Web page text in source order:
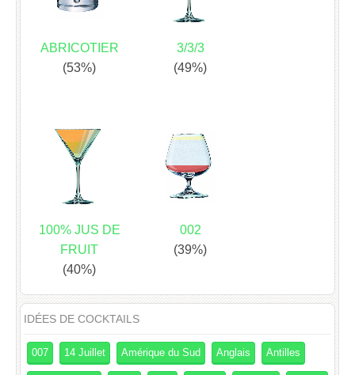
ABRICOTIER
(53%)
3/3/3
(49%)
100% JUS DE
FRUIT
(40%)
002
(39%)
IDÉES DE COCKTAILS
007 14 Juillet Amérique du Sud Anglais Antilles